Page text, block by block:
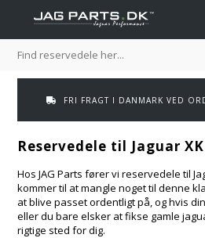
FRI FRAGT I DANMARK VED
Reservedele til Jaguar
Hos JAG Parts fører vi reservedele til
kommer til at mangle noget til denne
at blive passet ordentligt på, og hvis
eller du bare elsker at fikse gamle
rigtige sted for dig.